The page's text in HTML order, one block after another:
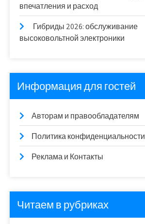
впечатления и расход
Гибриды 2026: обслуживание
высоковольтной электроники
Информация для гостей
Авторам и правообладателям
Политика конфиденциальности
Реклама и Контакты
Читаем в рубриках